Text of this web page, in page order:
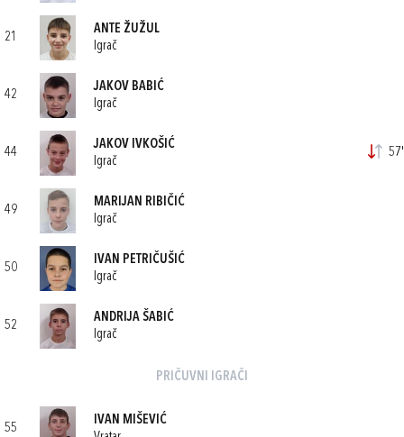
21
ANTE ŽUŽUL
Igrač
42
JAKOV BABIĆ
Igrač
44
JAKOV IVKOŠIĆ
Igrač
57'
49
MARIJAN RIBIČIĆ
Igrač
50
IVAN PETRIČUŠIĆ
Igrač
52
ANDRIJA ŠABIĆ
Igrač
PRIČUVNI IGRAČI
55
IVAN MIŠEVIĆ